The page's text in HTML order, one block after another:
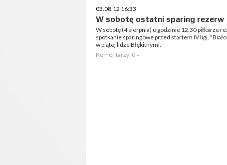
03.08.12 16:33
W sobotę ostatni sparing rezerw
W sobotę (4 sierpnia) o godzinie 12:30 piłkarze
spotkanie sparingowe przed startem IV ligi.
w piątej lidze Błękitnymi.
Komentarzy: 0 »